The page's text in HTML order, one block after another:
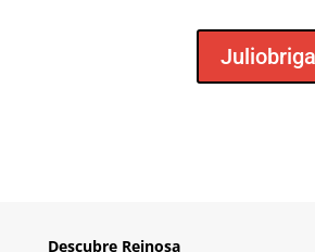
Juliobriga
Descubre Reinosa